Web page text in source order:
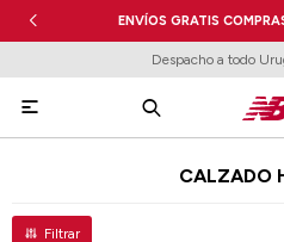
ENVÍOS GRATIS
Despacho a todo

CALZADO